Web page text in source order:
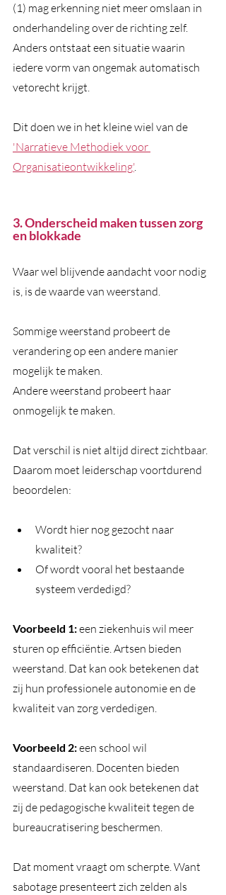
(1) mag erkenning niet meer omslaan in
onderhandeling over de richting zelf.
Anders ontstaat een situatie waarin
iedere vorm van ongemak automatisch
vetorecht krijgt.
Dit doen we in het kleine wiel van de
'Narratieve Methodiek voor
Organisatieontwikkeling'.
3. Onderscheid maken tussen zorg
en blokkade
Waar wel blijvende aandacht voor nodig
is, is de waarde van weerstand.
Sommige weerstand probeert de
verandering op een andere manier
mogelijk te maken.
Andere weerstand probeert haar
onmogelijk te maken.
Dat verschil is niet altijd direct zichtbaar.
Daarom moet leiderschap voortdurend
beoordelen:
Wordt hier nog gezocht naar
kwaliteit?
Of wordt vooral het bestaande
systeem verdedigd?
Voorbeeld 1: een ziekenhuis wil meer
sturen op efficiëntie. Artsen bieden
weerstand. Dat kan ook betekenen dat
zij hun professionele autonomie en de
kwaliteit van zorg verdedigen.
Voorbeeld 2: een school wil
standaardiseren. Docenten bieden
weerstand. Dat kan ook betekenen dat
zij de pedagogische kwaliteit tegen de
bureaucratisering beschermen.
Dat moment vraagt om scherpte. Want
sabotage presenteert zich zelden als